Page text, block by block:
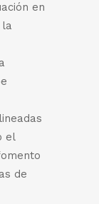
en
el
de